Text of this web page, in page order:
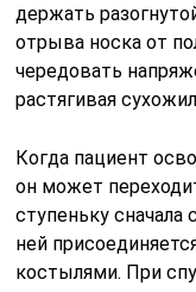
держать
отрыва носка от
чередовать
растягивая
Когда пациент
он может
ступеньку сначала
ней
костылями. При